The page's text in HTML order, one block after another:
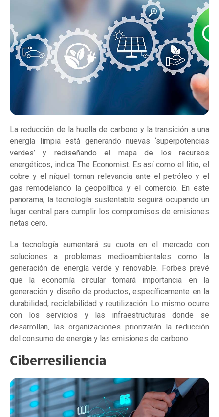
La reducción de la huella de carbono y la transición a una
energía limpia está generando nuevas ‘superpotencias
verdes’ y rediseñando el mapa de los recursos
energéticos, indica The Economist. Es así como el litio, el
cobre y el níquel toman relevancia ante el petróleo y el
gas remodelando la geopolítica y el comercio. En este
panorama, la tecnología sustentable seguirá ocupando un
lugar central para cumplir los compromisos de emisiones
netas cero.
La tecnología aumentará su cuota en el mercado con
soluciones a problemas medioambientales como la
generación de energía verde y renovable. Forbes prevé
que la economía circular tomará importancia en la
generación y diseño de productos, específicamente en la
durabilidad, reciclabilidad y reutilización. Lo mismo ocurre
con los servicios y las infraestructuras donde se
desarrollan, las organizaciones priorizarán la reducción
del consumo de energía y las emisiones de carbono.
Ciberresiliencia